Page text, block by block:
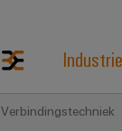
Verbindingstechniek